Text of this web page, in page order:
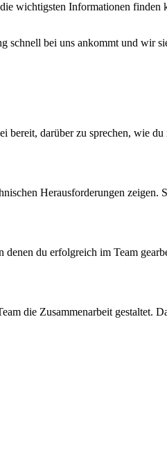
wichtigsten Informationen finden
schnell bei uns ankommt und wir
bereit, darüber zu sprechen, wie
Herausforderungen zeigen.
du erfolgreich im Team
die Zusammenarbeit gestaltet.